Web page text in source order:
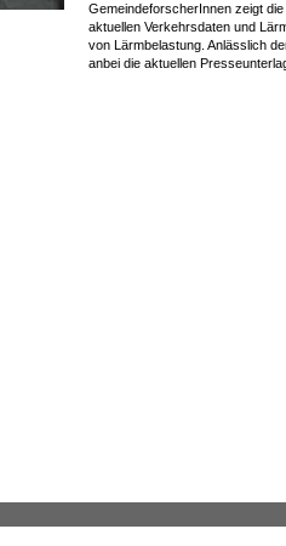
GemeindeforscherInnen zeigt
aktuellen Verkehrsdaten und
von Lärmbelastung. Anlässlich
anbei die aktuellen